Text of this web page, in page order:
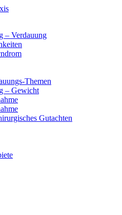
– Verdauung
Themen
– Gewicht
Gutachten